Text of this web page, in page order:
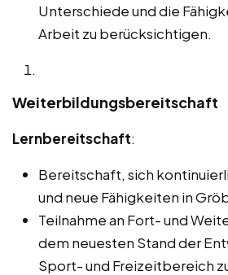
Unterschiede und die
Arbeit zu berücksichtigen.
Weiterbildungsbereitschaft
Lernbereitschaft:
Bereitschaft, sich
und neue Fähigkeiten in
Teilnahme an Fort- und
dem neuesten Stand der
Sport- und Freizeitbereich